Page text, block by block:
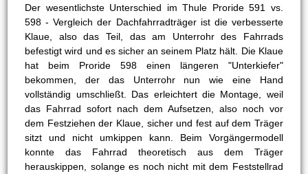
Der wesentlichste Unterschied im Thule Proride 591 vs.
598 - Vergleich der Dachfahrradträger ist die verbesserte
Klaue, also das Teil, das am Unterrohr des Fahrrads
befestigt wird und es sicher an seinem Platz hält. Die Klaue
hat beim Proride 598 einen längeren "Unterkiefer"
bekommen, der das Unterrohr nun wie eine Hand
vollständig umschließt. Das erleichtert die Montage, weil
das Fahrrad sofort nach dem Aufsetzen, also noch vor
dem Festziehen der Klaue, sicher und fest auf dem Träger
sitzt und nicht umkippen kann. Beim Vorgängermodell
konnte das Fahrrad theoretisch aus dem Träger
herauskippen, solange es noch nicht mit dem Feststellrad